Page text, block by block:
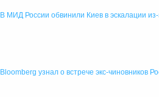
В МИД России обвинили Киев в эскалации
Bloomberg узнал о встрече экс-чиновников